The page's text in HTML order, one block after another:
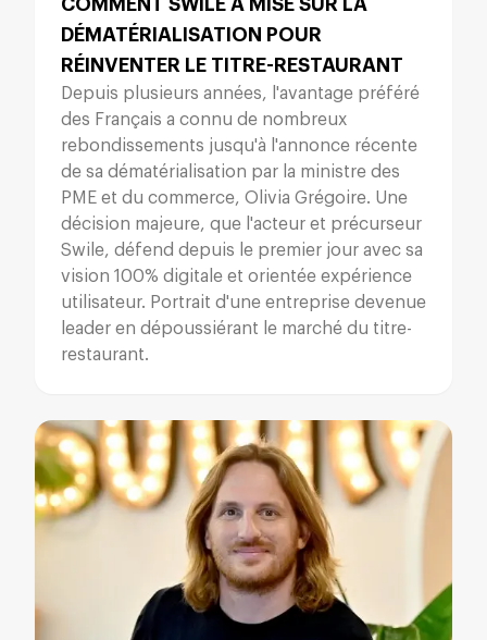
COMMENT SWILE A MISÉ SUR LA
DÉMATÉRIALISATION POUR
RÉINVENTER LE TITRE-RESTAURANT
Depuis plusieurs années, l'avantage préféré
des Français a connu de nombreux
rebondissements jusqu'à l'annonce récente
de sa dématérialisation par la ministre des
PME et du commerce, Olivia Grégoire. Une
décision majeure, que l'acteur et précurseur
Swile, défend depuis le premier jour avec sa
vision 100% digitale et orientée expérience
utilisateur. Portrait d'une entreprise devenue
leader en dépoussiérant le marché du titre-
restaurant.